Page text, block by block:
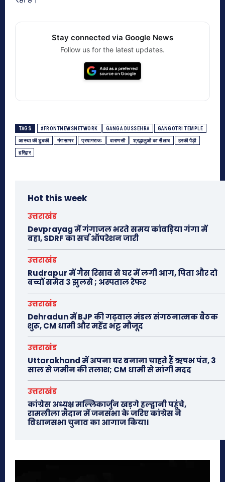
Stay connected via Google News
Follow us for the latest updates.
TAGS #FRONTNEWSNETWORK GANGA DUSSEHRA GANGOTRI TEMPLE
आस्था की डुबकी गंगासागर प्रयागराजः वाराणसी श्रद्धालुओं का सैलाब हरकी पैड़ी
हरिद्वार
Hot this week
उत्तराखंड
Devprayag में गंगाजल भरते समय कांवड़िया गंगा में
बहा, SDRF का सर्च ऑपरेशन जारी
उत्तराखंड
Rudrapur में गैस रिसाव से घर में लगी आग, पिता और दो
बच्चों समेत 3 झुलसे ; अस्पताल रेफर
उत्तराखंड
Dehradun में BJP की गढ़वाल मंडल संगठनात्मक बैठक
शुरू, CM धामी और महेंद्र भट्ट मौजूद
उत्तराखंड
Uttarakhand में अपना घर बनाना चाहते हैं ऋषभ पंत, 3
साल से जमीन की तलाश; CM धामी से मांगी मदद
उत्तराखंड
कांग्रेस अध्यक्ष मल्लिकार्जुन खड़गे हल्द्वानी पहुंचे,
रामलीला मैदान में जनसभा के जरिए कांग्रेस ने
विधानसभा चुनाव का आगाज किया।